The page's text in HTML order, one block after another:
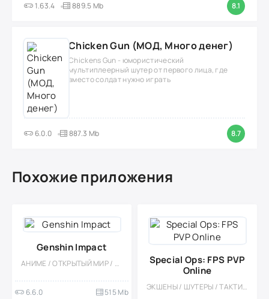
1.63.4 889.5 Mb 8.1
Chicken Gun (МОД, Много денег)
Chickens Gun - юмористический
мультиплеерный шутер от первого лица, где
вместо солдат нужно играть
6.0.0 887.3 Mb 8.7
Похожие приложения
Genshin Impact
АНИМЕ / ОТКРЫТЫЙ МИР / ПРИКЛЮЧЕНИЕ / РОЛЕВЫЕ / КАЗУАЛЬНЫЕ / ОДНОПОЛЬЗОВАТЕЛЬСКИЕ / СТИЛИЗАЦИЯ / БОЛЬШАЯ / ВСТРОЕННЫЙ КЕШ
6.6.0 515 Mb
Special Ops: FPS PVP
Online
ЭКШЕНЫ / ШУТЕРЫ / ТАКТИЧЕСКИЕ / КАЗУАЛЬНЫЕ / МНОГОПОЛЬЗОВАТЕЛЬСКАЯ / СОРЕВНОВАТЕЛЬНАЯ / ОДНОПОЛЬЗОВАТЕЛЬСКИЕ / СТИЛИЗАЦИЯ / ОФЛАЙН / МОД / 3D